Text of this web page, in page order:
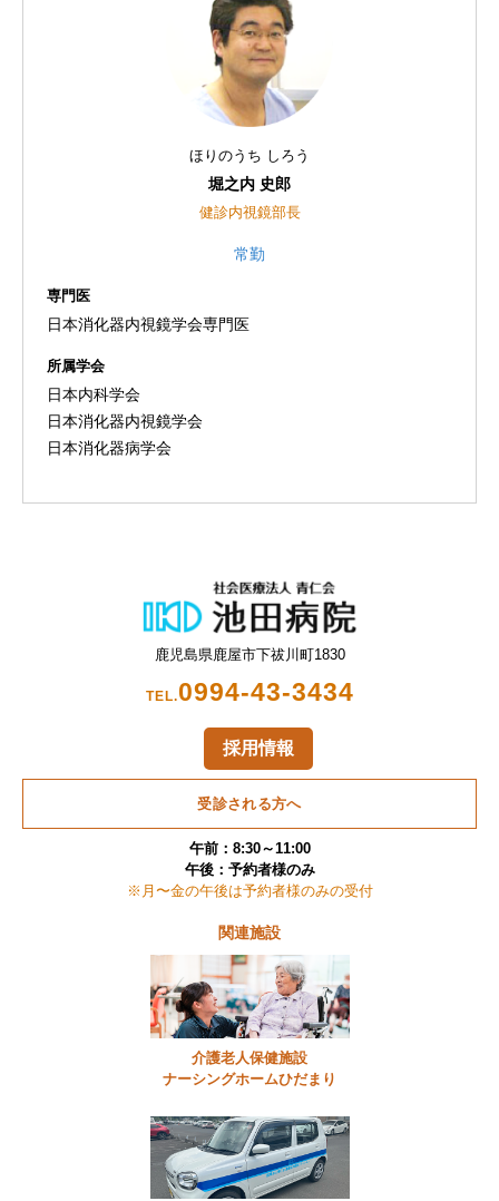
ほりのうち しろう
堀之内 史郎
健診内視鏡部長
常勤
専門医
日本消化器内視鏡学会専門医
所属学会
日本内科学会
日本消化器内視鏡学会
日本消化器病学会
鹿児島県鹿屋市下祓川町1830
TEL.0994-43-3434
採用情報
受診される方へ
午前：8:30～11:00
午後：予約者様のみ
※月〜金の午後は予約者様のみの受付
関連施設
介護老人保健施設
ナーシングホームひだまり